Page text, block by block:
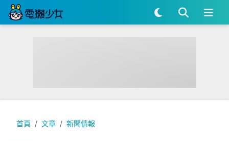
首頁 文章 新聞情報
終於可以叫 Siri 直接播 Spotify 的音樂！iOS 14.5 將可把第三